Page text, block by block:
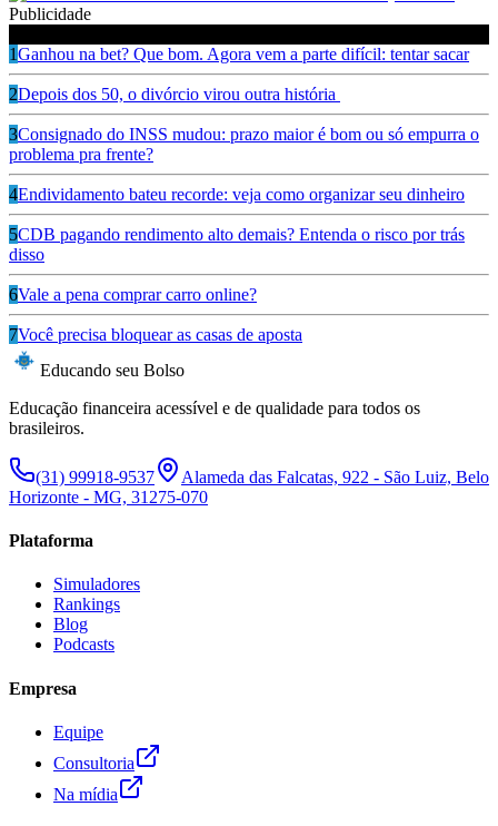
Publicidade
1Ganhou na bet? Que bom. Agora vem a parte difícil: tentar sacar
2Depois dos 50, o divórcio virou outra história
3Consignado do INSS mudou: prazo maior é bom ou só empurra o
problema pra frente?
4Endividamento bateu recorde: veja como organizar seu dinheiro
5CDB pagando rendimento alto demais? Entenda o risco por trás
disso
6Vale a pena comprar carro online?
7Você precisa bloquear as casas de aposta
Educando seu Bolso
Educação financeira acessível e de qualidade para todos os
brasileiros.
(31) 99918-9537
Alameda das Falcatas, 922 - São Luiz, Belo
Horizonte - MG, 31275-070
Plataforma
Simuladores
Rankings
Blog
Podcasts
Empresa
Equipe
Consultoria
Na mídia